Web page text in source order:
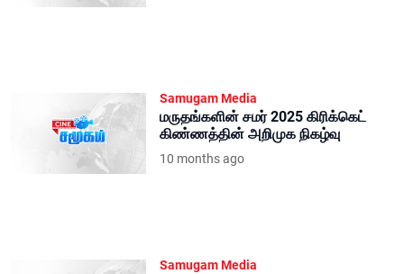
Samugam Media
மருதங்களின் சமர் 2025 கிரிக்கெட்
கிண்ணத்தின் அறிமுக நிகழ்வு
10 months ago
Samugam Media